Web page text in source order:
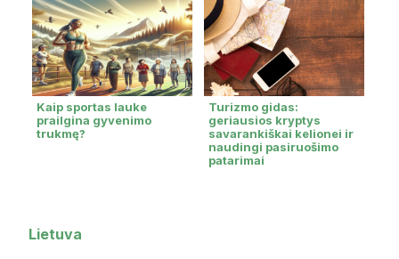
Kaip sportas lauke
prailgina gyvenimo
trukmę?
Turizmo gidas:
geriausios kryptys
savarankiškai kelionei ir
naudingi pasiruošimo
patarimai
Lietuva